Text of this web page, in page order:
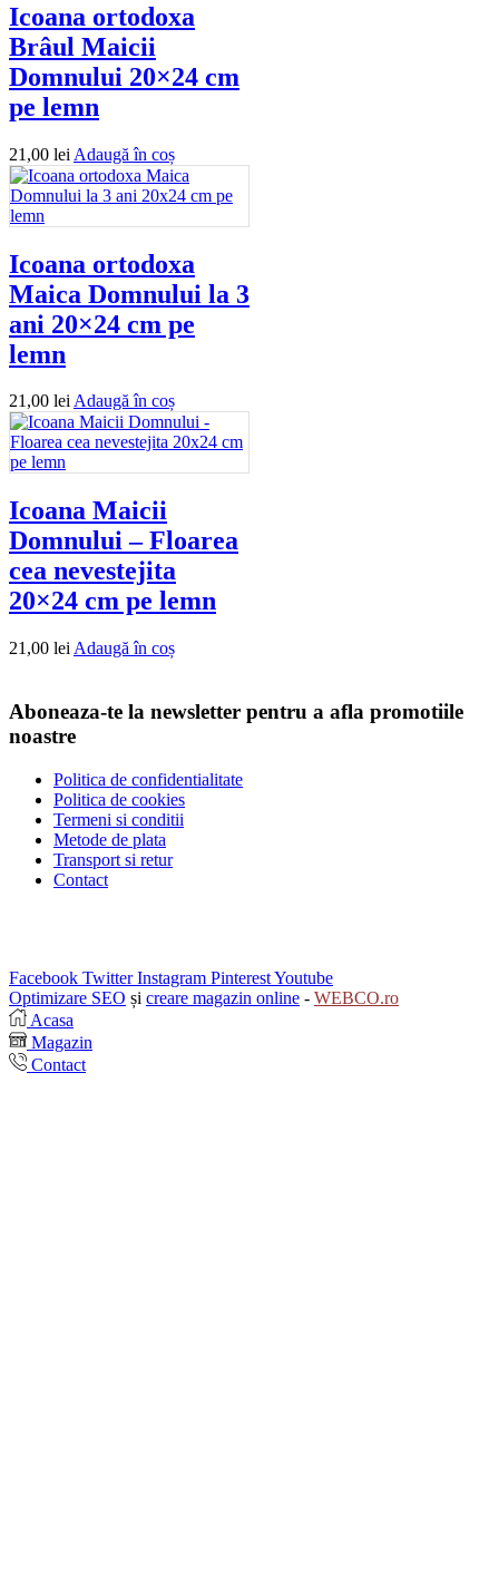
Icoana ortodoxa
Brâul Maicii
Domnului 20×24 cm
pe lemn
21,00 lei Adaugă în coș
Icoana ortodoxa
Maica Domnului la 3
ani 20×24 cm pe
lemn
21,00 leiAdaugă în coș
Icoana Maicii
Domnului – Floarea
cea nevestejita
20×24 cm pe lemn
21,00 lei Adaugă în coș
Aboneaza-te la newsletter pentru a afla promotiile
noastre
Politica de confidentialitate
Politica de cookies
Termeni si conditii
Metode de plata
Transport si retur
Contact
Facebook Twitter Instagram PinterestYoutube
Optimizare SEO și creare magazin online - WEBCO.ro
Acasa
Magazin
Contact